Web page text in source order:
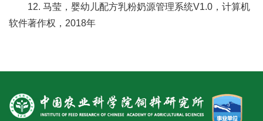
12. 马莹，婴幼儿配方乳粉奶源管理系统V1.0，计算机
软件著作权，2018年